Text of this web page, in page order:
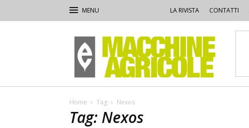
LA RIVISTA CONTATTI
Macchine
Agricole
Home Tag Nexos
Tag: Nexos